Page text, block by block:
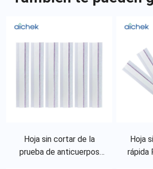
Hoja sin cortar de la
prueba de anticuerpos
Hoja
rápida